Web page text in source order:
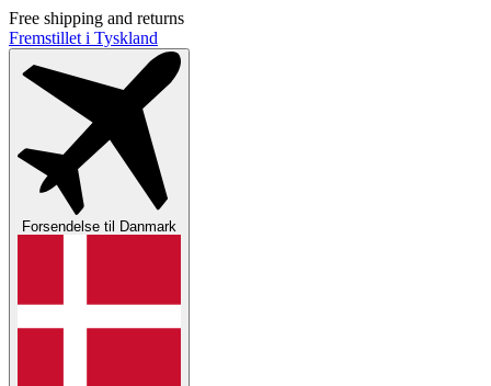
Free shipping and returns
Fremstillet i Tyskland
Forsendelse til Danmark